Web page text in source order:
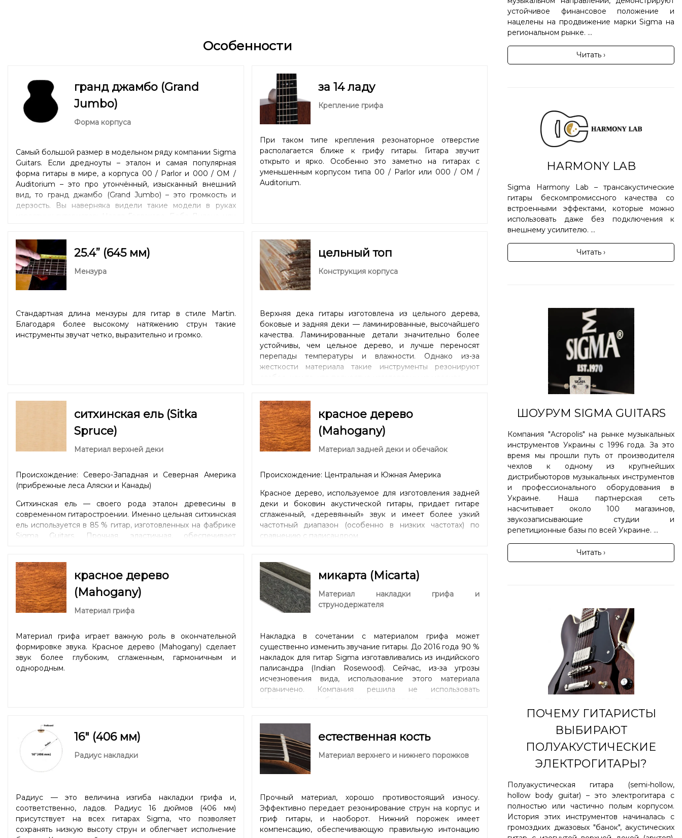
Особенности
гранд джамбо (Grand
Jumbo)
Форма корпуса
Самый большой размер в модельном ряду компании Sigma
Guitars. Если дредноуты – эталон и самая популярная
форма гитары в мире, а корпуса 00 / Parlor и 000 / OM /
Auditorium – это про утончённый, изысканный внешний
вид, то гранд джамбо (Grand Jumbo) – это громкость и
дерзость. Вы наверняка видели такие модели в руках
– размер; большая площадь топа, обечаек и задней деки.
Это расширяет динамический диапазон, в первую очередь
в нижней части частотного спектра. Формируется
уникальное звучание, которое невозможно воспроизвести
с другим типом корпуса. Оригинальная акустическая
гитара формы гранд джамбо (Grand Jumbo) была выпущена
подходит для игры ритма или аккомпанемента.
за 14 ладу
Крепление грифа
При таком типе крепления резонаторное отверстие
располагается ближе к грифу гитары. Гитара звучит
открыто и ярко. Особенно это заметно на гитарах с
уменьшенным корпусом типа 00 / Parlor или 000 / OM /
Auditorium.
25.4” (645 мм)
Мензура
Стандартная длина мензуры для гитар в стиле Martin.
Благодаря более высокому натяжению струн такие
инструменты звучат четко, выразительно и громко.
цельный топ
Конструкция корпуса
Верхняя дека гитары изготовлена из цельного дерева,
боковые и задняя деки — ламинированные, высочайшего
качества. Ламинированные детали значительно более
устойчивы, чем цельное дерево, и лучше переносят
перепады температуры и влажности. Однако из-за
жесткости материала такие инструменты резонируют
ситхинская ель (Sitka
Spruce)
Материал верхней деки
Происхождение: Северо-Западная и Северная Америка
(прибрежные леса Аляски и Канады)
Ситхинская ель — своего рода эталон древесины в
современном гитаростроении. Именно цельная ситхинская
ель используется в 85 % гитар, изготовленных на фабрике
Sigma Guitars. Прочная, эластичная, обеспечивает
моделей уменьшенных форм 00 / Parlor или 000 / OM /
Auditorium. Древесина одинаково хорошо подойдет для
игры боем и игры пальцами в стиле «fingerstyle».
Ситхенская ель – личный фаворит главы компании Sigma,
Гюнтера Лютца.
красное дерево
(Mahogany)
Материал задней деки и обечайок
Происхождение: Центральная и Южная Америка
Красное дерево, используемое для изготовления задней
деки и боковин акустической гитары, придает гитаре
сглаженный, «деревянный» звук и имеет более узкий
частотный диапазон (особенно в низких частотах) по
сравнению с палисандром.
красное дерево
(Mahogany)
Материал грифа
Материал грифа играет важную роль в окончательной
формировке звука. Красное дерево (Mahogany) сделает
звук более глубоким, сглаженным, гармоничным и
однородным.
микарта (Micarta)
Материал накладки грифа и
струнодержателя
Накладка в сочетании с материалом грифа может
существенно изменить звучание гитары. До 2016 года 90 %
накладок для гитар Sigma изготавливались из индийского
палисандра (Indian Rosewood). Сейчас, из-за угрозы
исчезновения вида, использование этого материала
ограничено. Компания решила не использовать
технологи Sigma Guitars решили использовать микарту
(Micarta), композитный материал, очень похожий по
звуковым характеристикам на черное дерево (Ebony), но
значительно более устойчивый к перепадам температуры
и влажности, чем традиционная древесина. Резкое, яркое
звучание придаст разборчивость каждой ноте. Прочность
16" (406 мм)
Радиус накладки
Радиус — это величина изгиба накладки грифа и,
соответственно, ладов. Радиус 16 дюймов (406 мм)
присутствует на всех гитарах Sigma, что позволяет
сохранять низкую высоту струн и облегчает исполнение
естественная кость
Материал верхнего и нижнего порожков
Прочный материал, хорошо противостоящий износу.
Эффективно передает резонирование струн на корпус и
гриф гитары, и наоборот. Нижний порожек имеет
компенсацию, обеспечивающую правильную интонацию
устойчивое финансовое положение и
нацелены на продвижение марки Sigma на
региональном рынке. ...
Читать ›
HARMONY LAB
Sigma Harmony Lab – трансакустические
гитары бескомпромиссного качества со
встроенными эффектами, которые можно
использовать даже без подключения к
внешнему усилителю. ...
Читать ›
ШОУРУМ SIGMA GUITARS
Компания "Acropolis" на рынке музыкальных
инструментов Украины с 1996 года. За это
время мы прошли путь от производителя
чехлов к одному из крупнейших
дистрибьюторов музыкальных инструментов
и профессионального оборудования в
Украине. Наша партнерская сеть
насчитывает около 100 магазинов,
звукозаписывающие студии и
репетиционные базы по всей Украине. ...
Читать ›
ПОЧЕМУ ГИТАРИСТЫ
ВЫБИРАЮТ
ПОЛУАКУСТИЧЕСКИЕ
ЭЛЕКТРОГИТАРЫ?
Полуакустическая гитара (semi-hollow,
hollow body guitar) – это электрогитара с
полностью или частично полым корпусом.
История этих инструментов начиналась с
громоздких джазовых "банок", акустических